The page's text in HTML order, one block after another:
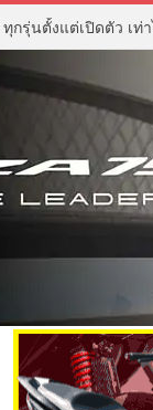
กรุ่นตั้งแต่เปิดตัว เท่